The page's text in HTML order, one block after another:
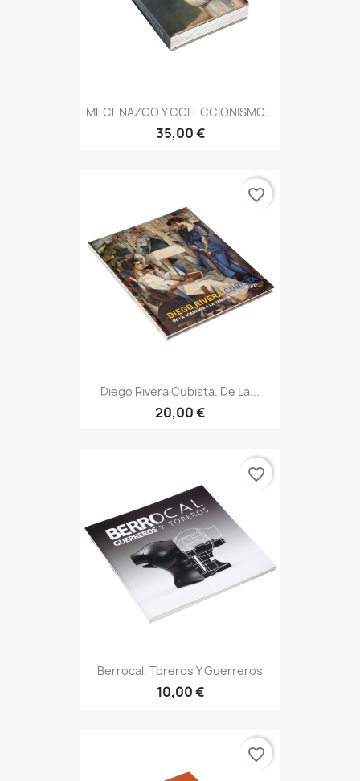
MECENAZGO Y COLECCIONISMO...
35,00 €
Diego Rivera Cubista. De La...
20,00 €
favorite_border
Berrocal. Toreros Y Guerreros
10,00 €
favorite_border
favorite_border